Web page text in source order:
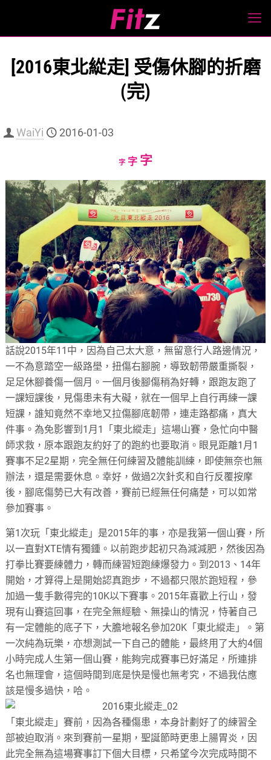
[2016東北緃走] 受傷休腳的折磨
(完)
WaiYi 2016-01-03
字Decrease
size.
字Reset
size.
字Increase
size.
話說2015年11中，因為自己太大意，無留意行人路邊情況，
一不為意踏空一級路壆，扭傷右腳腕，導致韌帶嚴重撕裂，
足足休腳養傷一個月。一個月後腳傷稍為好轉，跟跑友跑了
一課短課後，見傷患未有大礙，就在一個早上自行再練一課
短課，誰知竟然不幸地又拉傷腳底韌帶，連走路都痛，真大
件事。為免影響到1月1「東北縱走」這場山賽，急忙向中醫
師求救，原本跟跑友約好了的跑約也要取消。眼見距離1月1
賽事不足2星期，完全無任何練習及體能訓練，即使無奈也無
辦法，還是需要休息。幸好，做過2次針炙和自行反覆按摩
後，腳底傷勢已大有改善，賽前已經無任何痛楚，可以如常
參加賽事。
第1次玩「東北縱走」是2015年的事，亦是我第一個山賽，所
以一直對XTE情有獨鍾。以前跑步起初只為減減肥，然後因為
打拳比賽要練體力，轉而練習短跑練爆發力。到2013、14年
開始，才算得上是開始認真跑步，不過都只限於跑短程，參
加過一隻手數得完的10K以下賽事。2015年喜歡上行山，發
現有山賽這回事，在完全無經驗、無操山的情況，恃著自己
有一定體能的底子下，大膽地報名參加20K「東北縱走」。第
一次純為玩樂，亦想測試一下自己的體能，最終用了大約4個
小時完成人生第一個山賽，能夠完成賽事已好滿足，所連排
名也無理會，這個時間到底是快是慢也無考究，不過我估應
該是慢多過快，哈。
「東北縱走」賽前，因為各種傷患，本身計劃好了的練習全
部被迫取消。來到賽前一星期，聖誕節時更患上腸胃炎，因
此完全無為這場賽事訂下個大目標，只希望今次完成時間不